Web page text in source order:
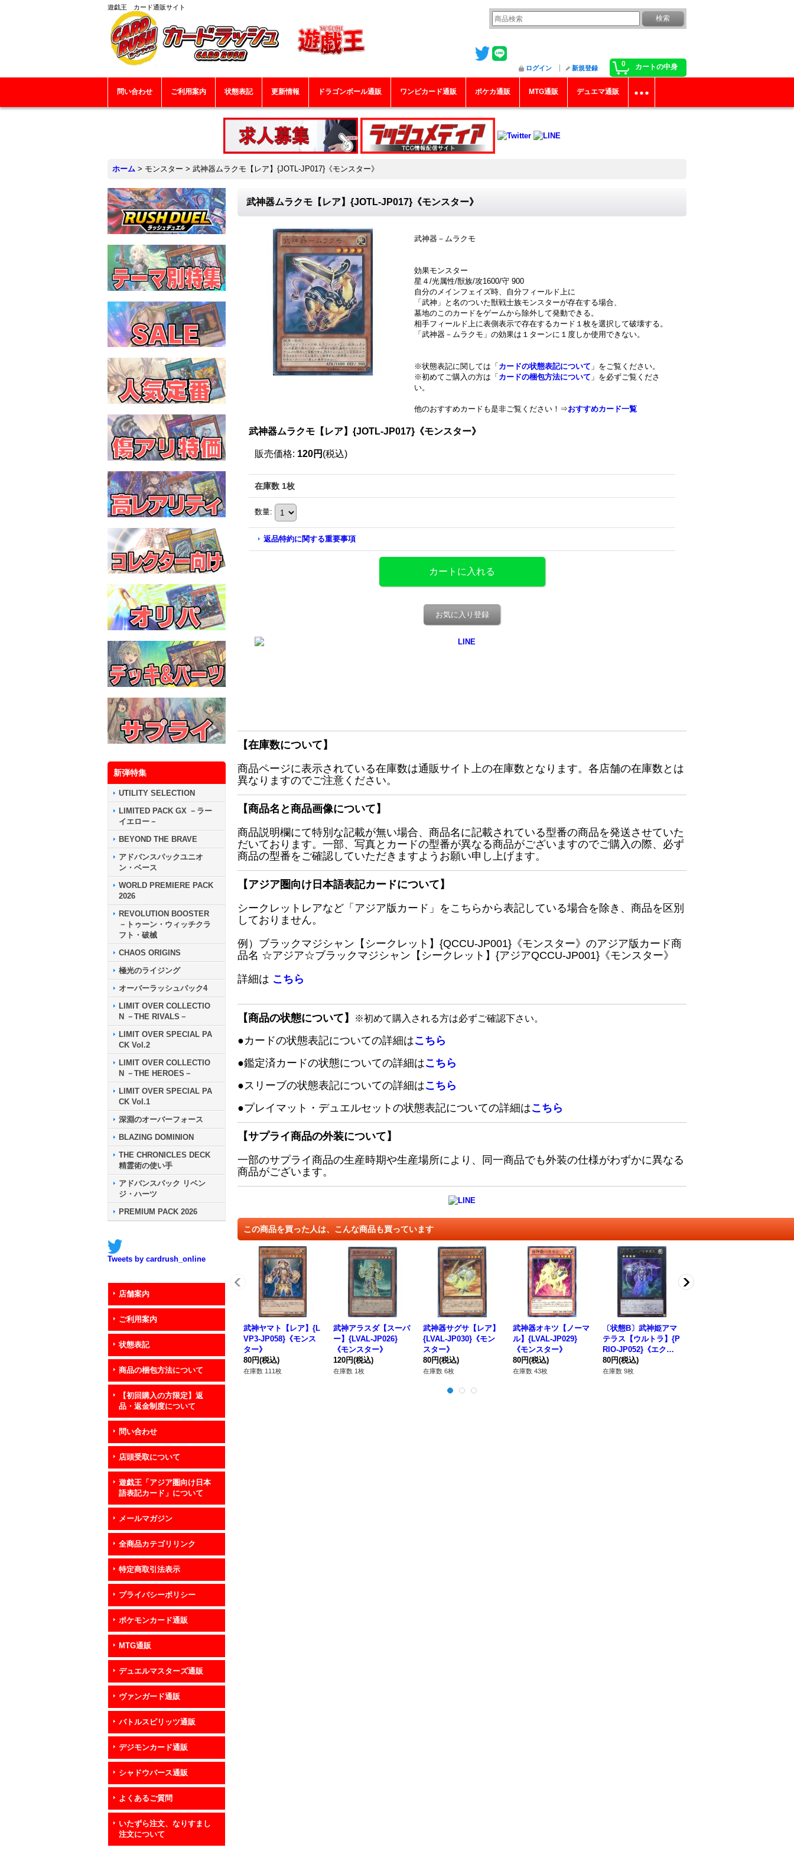
遊戯王 カード通販サイト
0 カートの中身
ログイン 新規登録
問い合わせ ご利用案内 状態表記 更新情報 ドラゴンボール通販 ワンピカード通販 ポケカ通販 MTG通販 デュエマ通販
ホーム > モンスター > 武神器ムラクモ【レア】{JOTL-JP017}《モンスター》
新弾特集
UTILITY SELECTION
LIMITED PACK GX －ラー
イエロー－
BEYOND THE BRAVE
アドバンスパックユニオ
ン・ベース
WORLD PREMIERE PACK
2026
REVOLUTION BOOSTER
－トゥーン・ウィッチクラ
フト・破械
CHAOS ORIGINS
極光のライジング
オーバーラッシュパック4
LIMIT OVER COLLECTIO
N －THE RIVALS－
LIMIT OVER SPECIAL PA
CK Vol.2
LIMIT OVER COLLECTIO
N －THE HEROES－
LIMIT OVER SPECIAL PA
CK Vol.1
深淵のオーバーフォース
BLAZING DOMINION
THE CHRONICLES DECK
精霊術の使い手
アドバンスパック リベン
ジ・ハーツ
PREMIUM PACK 2026
Tweets by cardrush_online
店舗案内
ご利用案内
状態表記
商品の梱包方法について
【初回購入の方限定】返
品・返金制度について
問い合わせ
店頭受取について
遊戯王「アジア圏向け日本
語表記カード」について
メールマガジン
全商品カテゴリリンク
特定商取引法表示
プライバシーポリシー
ポケモンカード通販
MTG通販
デュエルマスターズ通販
ヴァンガード通販
バトルスピリッツ通販
デジモンカード通販
シャドウバース通販
よくあるご質問
いたずら注文、なりすまし
注文について
武神器ムラクモ【レア】{JOTL-JP017}《モンスター》
武神器－ムラクモ
効果モンスター
星４/光属性/獣族/攻1600/守 900
自分のメインフェイズ時、自分フィールド上に
「武神」と名のついた獣戦士族モンスターが存在する場合、
墓地のこのカードをゲームから除外して発動できる。
相手フィールド上に表側表示で存在するカード１枚を選択して破壊する。
「武神器－ムラクモ」の効果は１ターンに１度しか使用できない。
※状態表記に関しては「 カードの状態表記について 」をご覧ください。
※初めてご購入の方は「 カードの梱包方法について 」を必ずご覧くださ
い。
他のおすすめカードも是非ご覧ください！⇒おすすめカード一覧
武神器ムラクモ【レア】{JOTL-JP017}《モンスター》
販売価格: 120円 (税込)
在庫数 1枚
数量:
返品特約に関する重要事項
お気に入り登録
【在庫数について】
商品ページに表示されている在庫数は通販サイト上の在庫数となります。各店舗の在庫数とは
異なりますのでご注意ください。
【商品名と商品画像について】
商品説明欄にて特別な記載が無い場合、商品名に記載されている型番の商品を発送させていた
だいております。一部、写真とカードの型番が異なる商品がございますのでご購入の際、必ず
商品の型番をご確認していただきますようお願い申し上げます。
【アジア圏向け日本語表記カードについて】
シークレットレアなど「アジア版カード」をこちらから表記している場合を除き、商品を区別
しておりません。
例）ブラックマジシャン【シークレット】{QCCU-JP001}《モンスター》のアジア版カード商
品名 ☆アジア☆ブラックマジシャン【シークレット】{アジアQCCU-JP001}《モンスター》
詳細は こちら
【商品の状態について】 ※初めて購入される方は必ずご確認下さい。
●カードの状態表記についての詳細はこちら
●鑑定済カードの状態についての詳細はこちら
●スリーブの状態表記についての詳細はこちら
●プレイマット・デュエルセットの状態表記についての詳細はこちら
【サプライ商品の外装について】
一部のサプライ商品の生産時期や生産場所により、同一商品でも外装の仕様がわずかに異なる
商品がございます。
この商品を買った人は、こんな商品も買っています
武神ヤマト【レア】{L
VP3-JP058}《モンス
ター》
80円(税込)
在庫数 111枚
武神アラスダ【スーパ
ー】{LVAL-JP026}
《モンスター》
120円(税込)
在庫数 1枚
武神器サグサ【レア】
{LVAL-JP030}《モン
スター》
80円(税込)
在庫数 6枚
武神器オキツ【ノーマ
ル】{LVAL-JP029}
《モンスター》
80円(税込)
在庫数 43枚
〔状態B〕武神姫アマ
テラス【ウルトラ】{P
RIO-JP052}《エクシ
ーズ》
80円(税込)
在庫数 9枚